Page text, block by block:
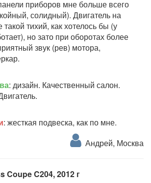
приборов мне больше всего
солидный). Двигатель на
тихий, как хотелось бы (у
но зато при оборотах более
звук (рев) мотора,
: дизайн. Качественный салон.
: жесткая подвеска, как по мне.
Андрей, Москва
Coupe C204, 2012 г